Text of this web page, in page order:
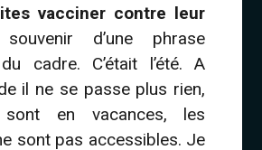
vacciner contre leur
d’une phrase
cadre. C’était l’été. A
il ne se passe plus rien,
en vacances, les
sont pas accessibles. Je